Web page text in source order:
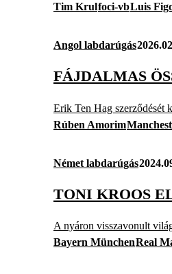
Tim Krulfoci-vbLuis
Angol labdarúgás
FÁJDALMAS
Erik Ten Hag szerződését
Rúben Amorim
Német labdarúgás
TONI KROOS
A nyáron visszavonult
Bayern MünchenReal